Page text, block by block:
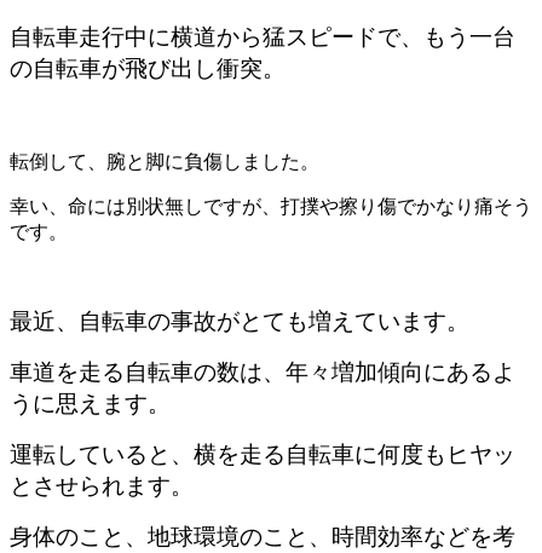
自転車走行中に横道から猛スピードで、もう一台
の自転車が飛び出し衝突。
転倒して、腕と脚に負傷しました。
幸い、命には別状無しですが、打撲や擦り傷でかなり痛そう
です。
最近、自転車の事故がとても増えています。
車道を走る自転車の数は、年々増加傾向にあるよ
うに思えます。
運転していると、横を走る自転車に何度もヒヤッ
とさせられます。
身体のこと、地球環境のこと、時間効率などを考